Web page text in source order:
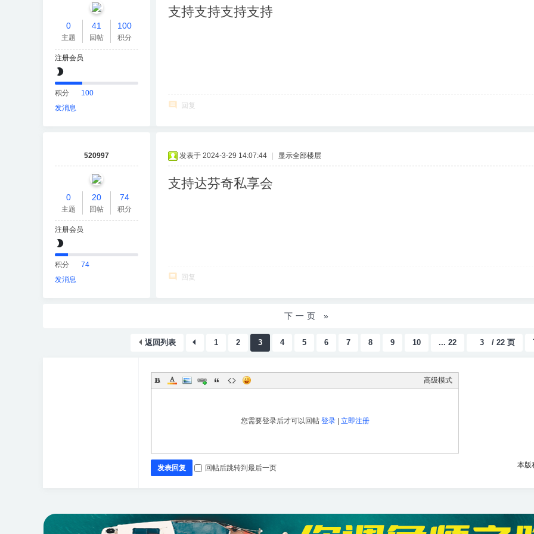
0
主题
41
回帖
100
积分
注册会员
积分
100
发消息
支持支持支持支持
回复
520997
0
主题
20
回帖
74
积分
注册会员
积分
74
发消息
发表于 2024-3-29 14:07:44 显示全部楼层
支持达芬奇私享会
回复
下一页 »
1 2 3 4 5 6 7 8 9 10 ... 22 / 22 页
返回列表
高级模式
您需要登录后才可以回帖 登录| 立即注册
本版
发表回复 回帖后跳转到最后一页